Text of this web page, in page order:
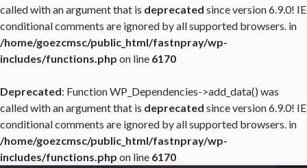
called with an argument that is deprecated since version 6.9.0! IE
conditional comments are ignored by all supported browsers. in
/home/goezcmsc/public_html/fastnpray/wp-
includes/functions.php on line 6170
Deprecated: Function WP_Dependencies->add_data() was
called with an argument that is deprecated since version 6.9.0! IE
conditional comments are ignored by all supported browsers. in
/home/goezcmsc/public_html/fastnpray/wp-
includes/functions.php on line 6170